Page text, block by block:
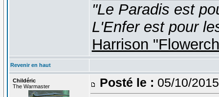
"Le Paradis est
L'Enfer est pour
Harrison
Revenir en haut
Childéric
The Warmaster
Posté le : 05/10/